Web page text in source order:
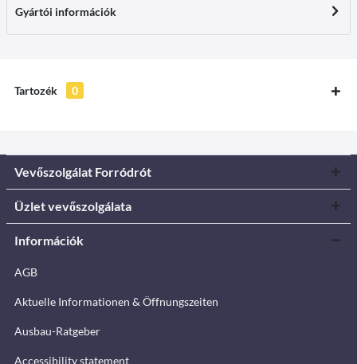
Gyártói információk
Tartozék 0
Vevőszolgálat Forródrót
Üzlet vevőszolgálata
Információk
AGB
Aktuelle Informationen & Öffnungszeiten
Ausbau-Ratgeber
Accessibility statement